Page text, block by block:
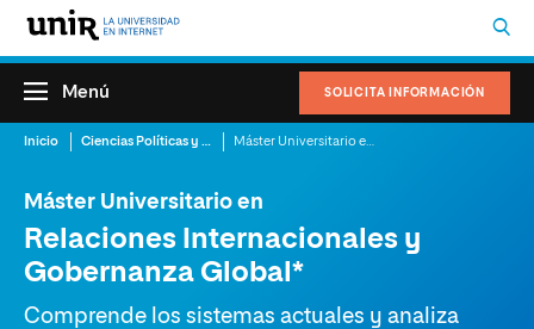
SOLICITA INFORMACIÓN
Menú
Inicio Ciencias Políticas y Relaciones Internacionales
Máster Universitario en
Relaciones Internacionales y
Gobernanza Global*
Comprende los sistemas actuales y analiza